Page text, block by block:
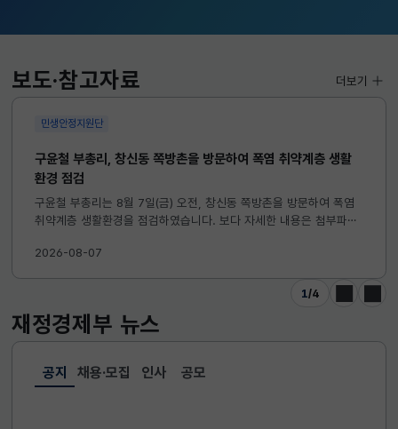
국고채(3년)
보도·참고자료
민생안정지원단
구윤철 부총리, 창신동 쪽방촌을 방문하여 폭염 취약계층 생활
환경 점검
구윤철 부총리는 8월 7일(금) 오전, 창신동 쪽방촌을 방문하여 폭염
취약계층 생활환경을 점검하였습니다. 보다 자세한 내용은 첨부파일
2026-08-07
1/4
이전 다음
더보기
재정경제부 뉴스
공지
선택됨
채용·모집 인사 공모